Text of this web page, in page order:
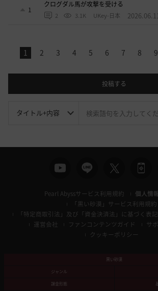
1
クログダル馬が攻撃を受ける
2 3.1K UKey-日本
1 2 3 4 5 6 7 8 9
投稿する
Pearl Abyssサービス利用規約
個人情
「黒い砂漠」サービス利用規約
「特定商取引法」及び「資金決済法」に基づく表記
運営会社
ファンコンテンツガイド
サ
クッキーポリシー
黒い砂漠
ジャンル
課金形態